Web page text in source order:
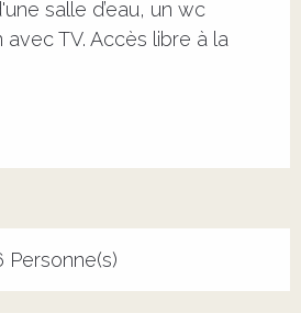
salle d’eau, un wc
TV. Accès libre à la
Personne(s)